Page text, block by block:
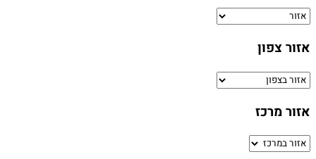
אזור צפון
אזור מרכז